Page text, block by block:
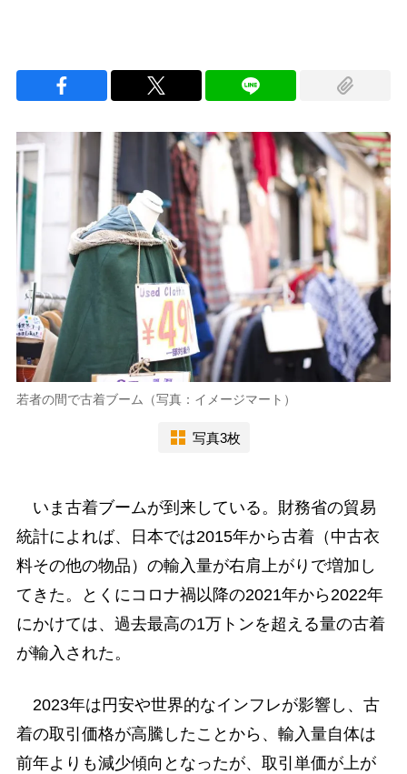
若者の間で古着ブーム（写真：イメージマート）
写真3枚
いま古着ブームが到来している。財務省の貿易
統計によれば、日本では2015年から古着（中古衣
料その他の物品）の輸入量が右肩上がりで増加し
てきた。とくにコロナ禍以降の2021年から2022年
にかけては、過去最高の1万トンを超える量の古着
が輸入された。
2023年は円安や世界的なインフレが影響し、古
着の取引価格が高騰したことから、輸入量自体は
前年よりも減少傾向となったが、取引単価が上が